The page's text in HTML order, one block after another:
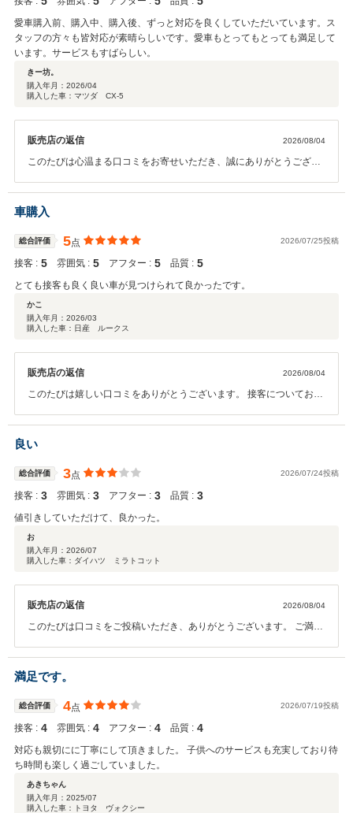
愛車購入前、購入中、購入後、ずっと対応を良くしていただいています。ス
タッフの方々も皆対応が素晴らしいです。愛車もとってもとっても満足して
います。サービスもすばらしい。
きー坊。
購入年月： 2026/04
購入した車：マツダ CX-5
販売店の返信 2026/08/04
このたびは心温まる口コミをお寄せいただき、誠にありがとうござい
ているとのお言葉をいただき、大変嬉しく思います。また、お車にも
ご満足いただけているとのこと、スタッフ一同何よりの励みになりま
す。 これからも末永く安心してカーライフをお楽しみいただけるよ
う、サービス・アフターフォローともにより一層努めてまいります。
今後ともどうぞよろしくお願いいたします。
車購入
総合評価 5点 2026/07/25投稿
接客 : 5 雰囲気 : 5 アフター : 5 品質 : 5
とても接客も良く良い車が見つけられて良かったです。
かこ
購入年月： 2026/03
購入した車：日産 ルークス
販売店の返信 2026/08/04
このたびは嬉しい口コミをありがとうございます。 接客についてお褒
お車をご案内できたことを、スタッフ一同何より嬉しく感じておりま
す。 これからも安心してお車選びをお任せいただけるよう、丁寧な対
待ちしております。
良い
総合評価 3点 2026/07/24投稿
接客 : 3 雰囲気 : 3 アフター : 3 品質 : 3
値引きしていただけて、良かった。
お
購入年月： 2026/07
購入した車：ダイハツ ミラトコット
販売店の返信 2026/08/04
このたびは口コミをご投稿いただき、ありがとうございます。 ご満足
と、安心してご利用いただけるサービスを心がけてまいります。 また
のご来店を心よりお待ちしております。
満足です。
総合評価 4点 2026/07/19投稿
接客 : 4 雰囲気 : 4 アフター : 4 品質 : 4
対応も親切にに丁寧にして頂きました。 子供へのサービスも充実しており待
ち時間も楽しく過ごしていました。
あきちゃん
購入年月： 2025/07
購入した車：トヨタ ヴォクシー